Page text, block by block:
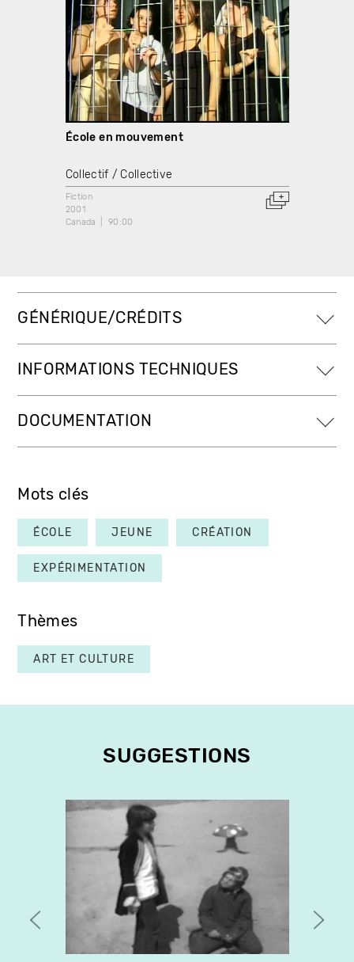
École en mouvement
Collectif / Collective
Fiction
2001
Canada
90:00
GÉNÉRIQUE/CRÉDITS
INFORMATIONS TECHNIQUES
DOCUMENTATION
Mots clés
ÉCOLE JEUNE CRÉATION
EXPÉRIMENTATION
Thèmes
ART ET CULTURE
SUGGESTIONS